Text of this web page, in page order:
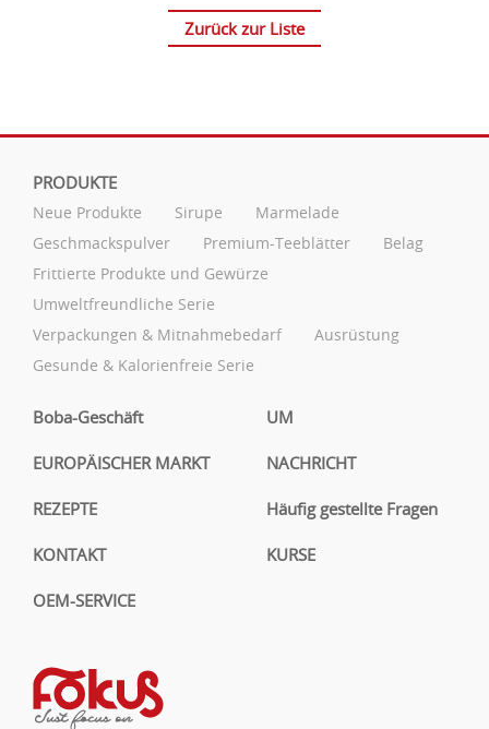
Zurück zur Liste
PRODUKTE
Neue Produkte Sirupe
Marmelade
Geschmackspulver
Premium-Teeblätter
Belag
Frittierte Produkte und Gewürze
Umweltfreundliche Serie
Verpackungen & Mitnahmebedarf
Ausrüstung
Gesunde & Kalorienfreie Serie
Boba-Geschäft UM
EUROPÄISCHER MARKT NACHRICHT
REZEPTE Häufig gestellte Fragen
KONTAKT KURSE
OEM-SERVICE